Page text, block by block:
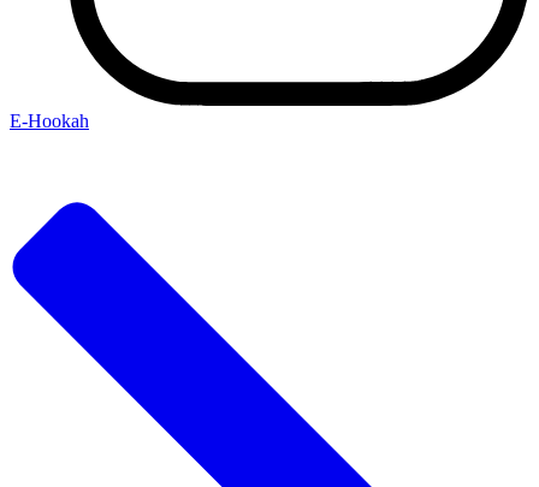
E-Hookah